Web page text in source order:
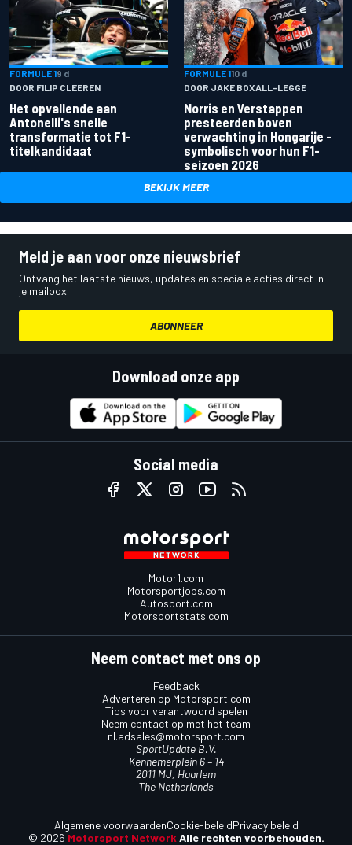
FORMULE 19 d
DOOR FILIP CLEEREN
Het opvallende aan
Antonelli's snelle
transformatie tot F1-
titelkandidaat
FORMULE 110 d
DOOR JAKE BOXALL-LEGGE
Norris en Verstappen
presteerden boven
verwachting in Hongarije -
symbolisch voor hun F1-
seizoen 2026
BEKIJK MEER
Meld je aan voor onze nieuwsbrief
Ontvang het laatste nieuws, updates en speciale acties direct in
je mailbox.
ABONNEER
Download onze app
Social media
Motor1.com
Motorsportjobs.com
Autosport.com
Motorsportstats.com
Neem contact met ons op
Feedback
Adverteren op Motorsport.com
Tips voor verantwoord spelen
Neem contact op met het team
nl.adsales@motorsport.com
SportUpdate B.V.
Kennemerplein 6 – 14
2011 MJ, Haarlem
The Netherlands
© 2026 Motorsport Network Alle rechten voorbehouden.
Algemene voorwaardenCookie-beleidPrivacy beleid